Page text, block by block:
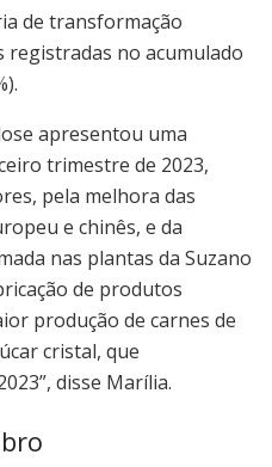
de transformação
registradas no acumulado
apresentou uma
trimestre de 2023,
pela melhora das
e chinês, e da
nas plantas da Suzano
de produtos
produção de carnes de
cristal, que
disse Marília.